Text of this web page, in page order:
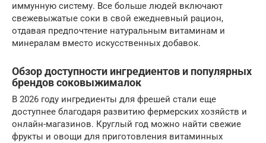
иммунную систему. Все больше людей включают
свежевыжатые соки в свой ежедневный рацион,
отдавая предпочтение натуральным витаминам и
минералам вместо искусственных добавок.
Обзор доступности ингредиентов и популярных
брендов соковыжималок
В 2026 году ингредиенты для фрешей стали еще
доступнее благодаря развитию фермерских хозяйств и
онлайн-магазинов. Круглый год можно найти свежие
фрукты и овощи для приготовления витаминных